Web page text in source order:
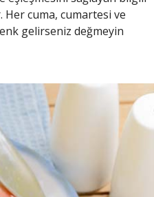
Her cuma, cumartesi ve
gelirseniz değmeyin